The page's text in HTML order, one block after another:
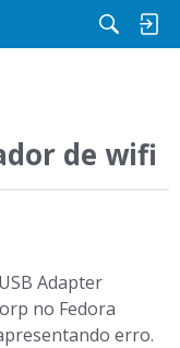
de wifi
Adapter
no Fedora
erro.